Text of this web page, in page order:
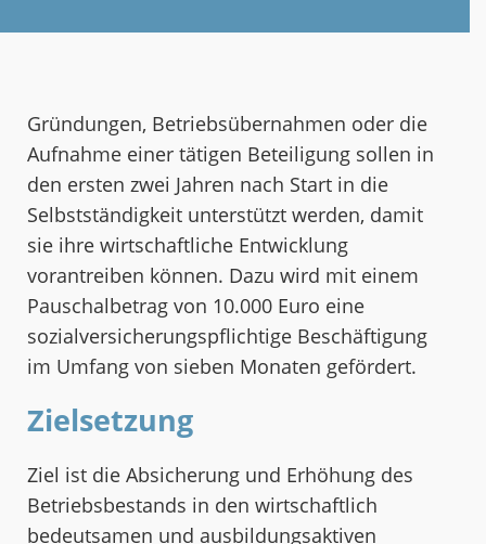
Gründungen, Betriebsübernahmen oder die
Aufnahme einer tätigen Beteiligung sollen in
den ersten zwei Jahren nach Start in die
Selbstständigkeit unterstützt werden, damit
sie ihre wirtschaftliche Entwicklung
vorantreiben können. Dazu wird mit einem
Pauschalbetrag von 10.000 Euro eine
sozialversicherungspflichtige Beschäftigung
im Umfang von sieben Monaten gefördert.
Zielsetzung
Ziel ist die Absicherung und Erhöhung des
Betriebsbestands in den wirtschaftlich
bedeutsamen und ausbildungsaktiven